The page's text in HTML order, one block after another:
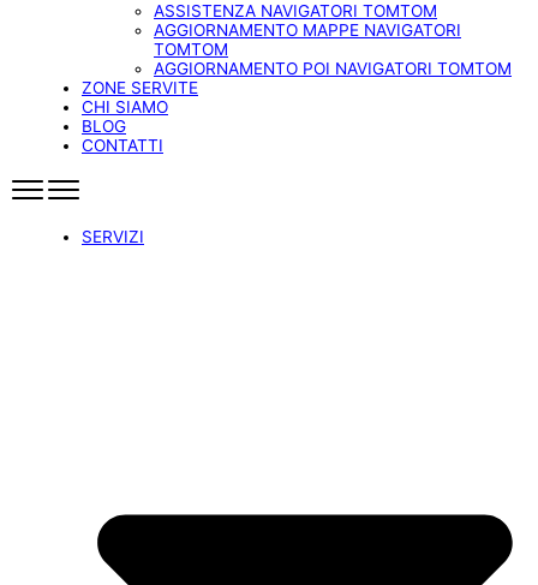
ASSISTENZA NAVIGATORI TOMTOM
AGGIORNAMENTO MAPPE NAVIGATORI
TOMTOM
AGGIORNAMENTO POI NAVIGATORI TOMTOM
ZONE SERVITE
CHI SIAMO
BLOG
CONTATTI
SERVIZI